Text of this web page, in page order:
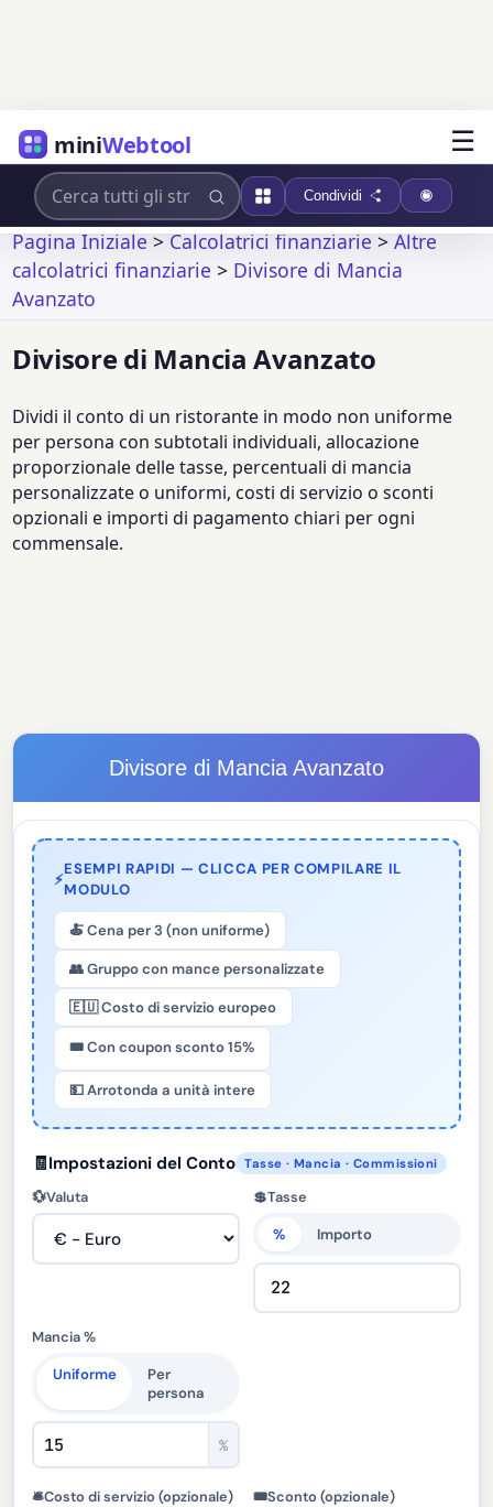
miniWebtool ☰
Condividi
Pagina Iniziale>Calcolatrici finanziarie>Altre
calcolatrici finanziarie > Divisore di Mancia
Avanzato
Divisore di Mancia Avanzato
Dividi il conto di un ristorante in modo non uniforme
per persona con subtotali individuali, allocazione
proporzionale delle tasse, percentuali di mancia
personalizzate o uniformi, costi di servizio o sconti
opzionali e importi di pagamento chiari per ogni
commensale.
Divisore di Mancia Avanzato
⚡
ESEMPI RAPIDI — CLICCA PER COMPILARE IL
MODULO
🍝 Cena per 3 (non uniforme)
👥 Gruppo con mance personalizzate
🇪🇺 Costo di servizio europeo
🎟️ Con coupon sconto 15%
💵 Arrotonda a unità intere
🧾Impostazioni del Conto Tasse · Mancia · Commissioni
💱Valuta 💲Tasse
% Importo
Mancia %
Uniforme
Per
persona
%
🛎️Costo di servizio (opzionale) 🎟️Sconto (opzionale)